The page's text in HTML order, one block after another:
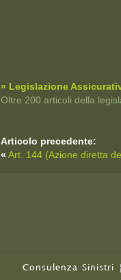
» Legislazione
Oltre 200 articoli della
Articolo precedente:
« Art. 144 (Azione diretta
Consulenza Sinistri